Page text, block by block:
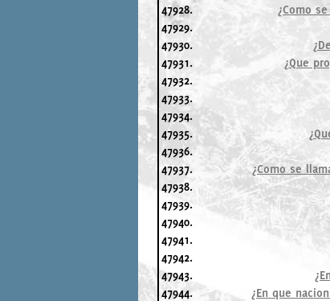
47928.
¿Como
47929.
47930.
47931.
¿Que
47932.
47933.
47934.
47935.
47936.
47937.
¿Como se
47938.
47939.
47940.
47941.
47942.
47943.
47944.
¿En que